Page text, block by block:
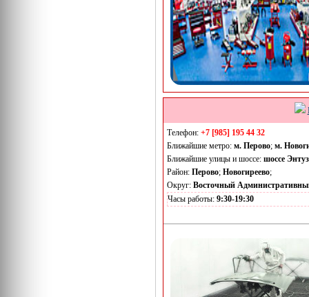
Телефон: +7 [985] 195 44 32
Ближайшие метро: м. Перово; м.
Ближайшие улицы и шоссе: шоссе
Район: Перово; Новогиреево;
Округ: Восточный
Часы работы: 9:30-19:30